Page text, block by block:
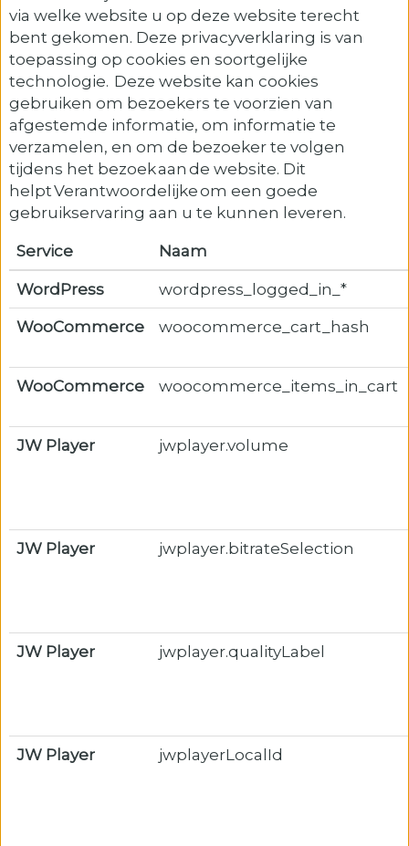
via welke website u op deze website terecht
bent gekomen. Deze privacyverklaring is van
toepassing op cookies en soortgelijke
technologie. Deze website kan cookies
gebruiken om bezoekers te voorzien van
afgestemde informatie, om informatie te
verzamelen, en om de bezoeker te volgen
tijdens het bezoek aan de website. Dit
helpt Verantwoordelijke om een goede
gebruikservaring aan u te kunnen leveren.
Service Naam
WordPress wordpress_logged_in_*
WooCommerce woocommerce_cart_hash
WooCommerce woocommerce_items_in_cart
JW Player jwplayer.volume
JW Player jwplayer.bitrateSelection
JW Player jwplayer.qualityLabel
JW Player jwplayerLocalId